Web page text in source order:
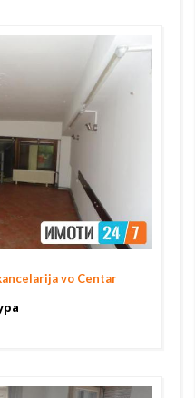
vo Centar